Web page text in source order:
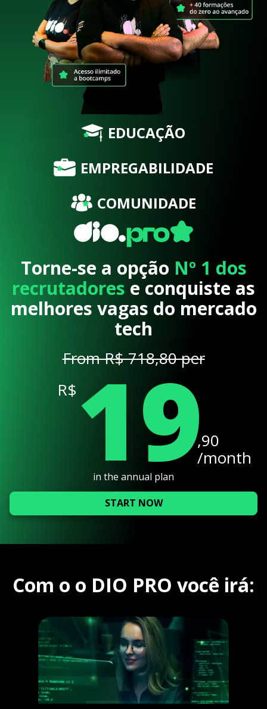
EDUCAÇÃO
EMPREGABILIDADE
COMUNIDADE
Torne-se a opção Nº 1 dos
recrutadores e conquiste as
melhores vagas do mercado
tech
From R$ 718,80 per
R$ 19,90
/month
in the annual plan
START NOW
Com o o DIO PRO você irá: